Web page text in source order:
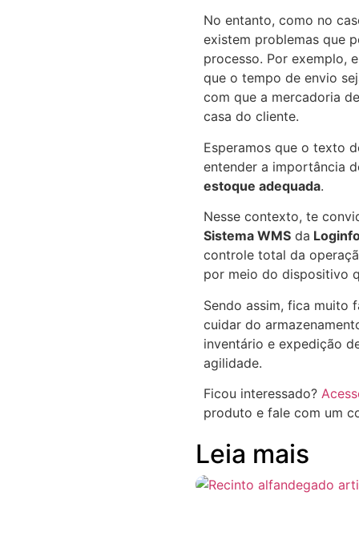
No entanto, como no
existem problemas que
processo. Por exemplo,
que o tempo de envio
com que a mercadoria
casa do cliente.
Esperamos que o texto
entender a importância
estoque adequada.
Nesse contexto, te
Sistema WMS da
controle total da
por meio do dispositivo
Sendo assim, fica muito
cuidar do
inventário e expedição
agilidade.
Ficou interessado?
produto e fale com um
Leia mais